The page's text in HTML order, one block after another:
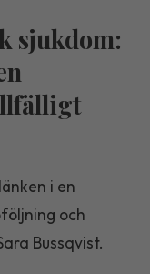
sjukdom:
i en
och
Bussqvist.